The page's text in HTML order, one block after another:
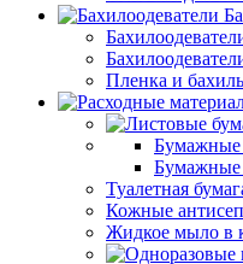
Пленка и
Бумажные
Бумажные
Туалетная
Кожные
Жидкое мыло в